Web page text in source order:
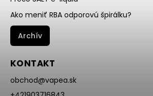
Ako meniť RBA odporovú špirálku?
Archív
KONTAKT
obchod@vapea.sk